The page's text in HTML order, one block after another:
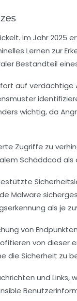
Im Jahr 2025
Lernen zur
Bestandteil
auf
wichtig, da
Zugriffe zu
Schäddcod als
Malware
als je
von
von dieser
die Sicherheit zu
und Links,